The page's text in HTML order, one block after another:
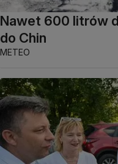
Nawet 600 litrów
do Chin
METEO